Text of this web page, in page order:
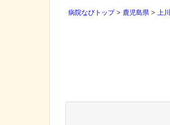
病院なびトップ> 鹿児島県 > 上